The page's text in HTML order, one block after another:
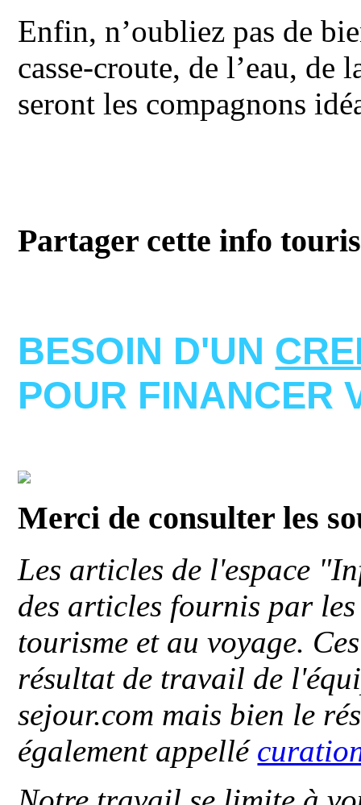
Enfin, n’oubliez pas de
casse-croute, de l’eau, de
seront les compagnons
Partager cette info
BESOIN D'UN
POUR FINANCER
Merci de consulter les
Les articles de l'espace
des articles fournis par
tourisme et au voyage.
résultat de travail de
sejour.com mais bien le
également appellé